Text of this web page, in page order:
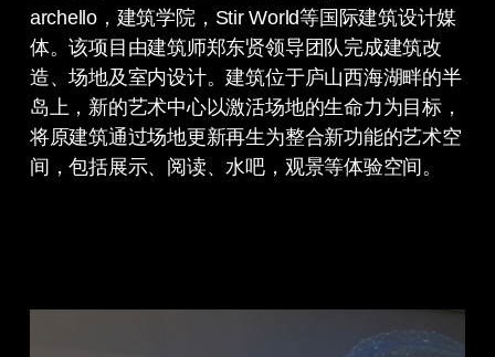
archello，建筑学院，Stir World等国际建筑设计媒
体。该项目由建筑师郑东贤领导团队完成建筑改
造、场地及室内设计。建筑位于庐山西海湖畔的半
岛上，新的艺术中心以激活场地的生命力为目标，
将原建筑通过场地更新再生为整合新功能的艺术空
间，包括展示、阅读、水吧，观景等体验空间。